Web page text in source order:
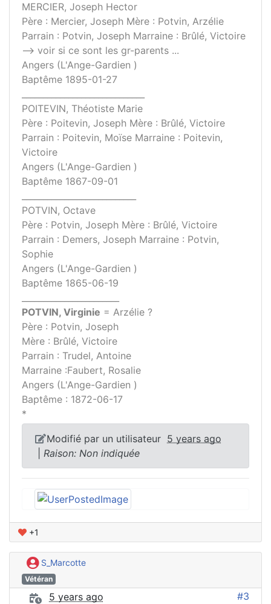
MERCIER, Joseph Hector
Père : Mercier, Joseph Mère : Potvin, Arzélie
Parrain : Potvin, Joseph Marraine : Brûlé, Victoire
--> voir si ce sont les gr-parents ...
Angers (L'Ange-Gardien )
Baptême 1895-01-27
POITEVIN, Théotiste Marie
Père : Poitevin, Joseph Mère : Brûlé, Victoire
Parrain : Poitevin, Moïse Marraine : Poitevin,
Victoire
Angers (L'Ange-Gardien )
Baptême 1867-09-01
POTVIN, Octave
Père : Potvin, Joseph Mère : Brûlé, Victoire
Parrain : Demers, Joseph Marraine : Potvin,
Sophie
Angers (L'Ange-Gardien )
Baptême 1865-06-19
POTVIN, Virginie = Arzélie ?
Père : Potvin, Joseph
Mère : Brûlé, Victoire
Parrain : Trudel, Antoine
Marraine :Faubert, Rosalie
Angers (L'Ange-Gardien )
Baptême : 1872-06-17
*
Modifié par un utilisateur 5 years ago
Raison: Non indiquée
+1
S_Marcotte
Vétéran
5 years ago #3